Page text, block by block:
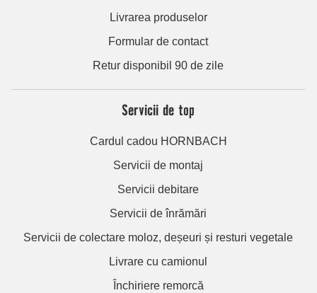
Livrarea produselor
Formular de contact
Retur disponibil 90 de zile
Servicii de top
Cardul cadou HORNBACH
Servicii de montaj
Servicii debitare
Servicii de înrămări
Servicii de colectare moloz, deșeuri și resturi vegetale
Livrare cu camionul
Închiriere remorcă